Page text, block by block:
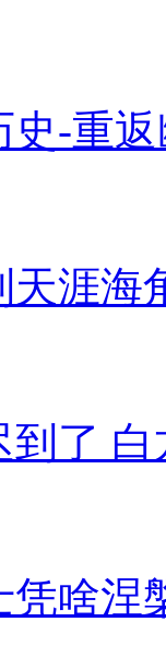
史-重
天涯海
到了
凭啥涅